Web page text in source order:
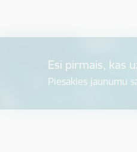
Esi pirmais, kas
Piesakies jaunumu